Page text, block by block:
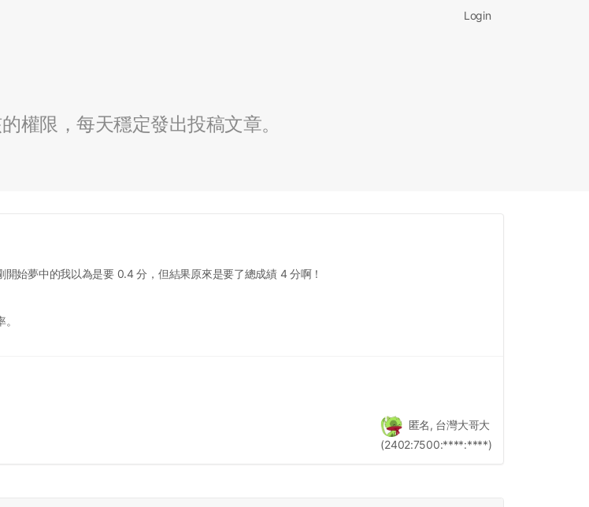
Login
權限，每天穩定發出投稿文章。
始夢中的我以為是要 0.4 分，但結果原來是要了總成績 4 分啊！
匿名, 台灣大哥大
(2402:7500:****:****)